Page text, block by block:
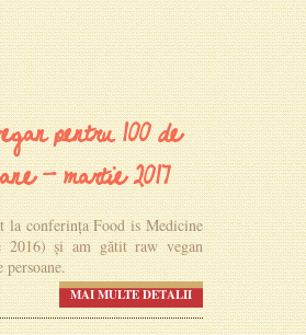
pentru 100 de
- martie 2017
la conferința Food is Medicine
și am gătit raw vegan
persoane.
MAI MULTE DETALII